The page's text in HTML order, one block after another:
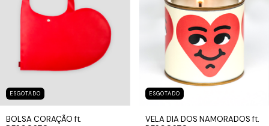
ESGOTADO
BOLSA CORAÇÃO ft.
ESGOTADO
VELA DIA DOS NAMORADOS ft.